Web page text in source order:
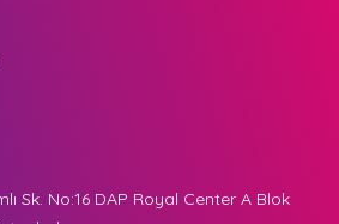
Sk. No:16 DAP Royal Center A Blok